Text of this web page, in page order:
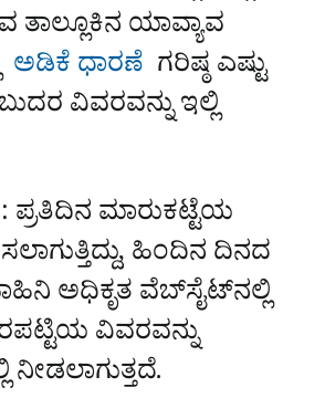
ತಾಲ್ಲೂಕಿನ ಯಾವ್ಯಾವ
ಅಡಿಕೆ ಧಾರಣೆ ಗರಿಷ್ಠ ಎಷ್ಟು
ವಿವರವನ್ನು ಇಲ್ಲಿ
ಮಾರುಕಟ್ಟೆಯ
ಹಿಂದಿನ ದಿನದ
ಅಧಿಕೃತ ವೆಬ್‌ಸೈಟ್‌ನಲ್ಲಿ
ವಿವರವನ್ನು